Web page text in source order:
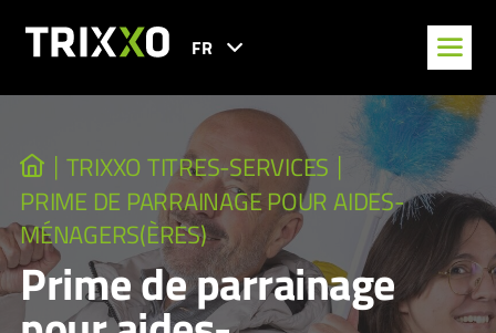
FR
TRIXXO TITRES-SERVICES
PRIME DE PARRAINAGE POUR AIDES-
MÉNAGERS(ÈRES)
Prime de parrainage